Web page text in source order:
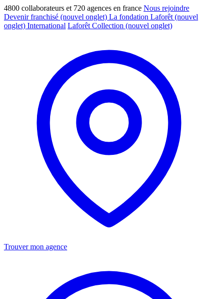
4800 collaborateurs et 720 agences en france Nous rejoindre
Devenir franchisé (nouvel onglet) La fondation Laforêt (nouvel
onglet) International Laforêt Collection (nouvel onglet)
Trouver mon agence